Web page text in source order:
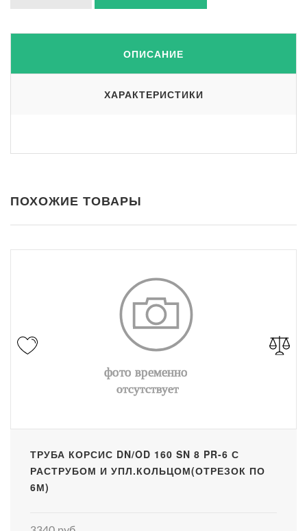
ОПИСАНИЕ
ХАРАКТЕРИСТИКИ
ПОХОЖИЕ ТОВАРЫ
ТРУБА КОРСИС DN/OD 160 SN 8 PR-6 С
РАСТРУБОМ И УПЛ.КОЛЬЦОМ(ОТРЕЗОК ПО
6М)